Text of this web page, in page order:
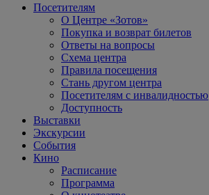
Посетителям
О Центре «Зотов»
Покупка и возврат билетов
Ответы на вопросы
Схема центра
Правила посещения
Стань другом центра
Посетителям с инвалидностью
Доступность
Выставки
Экскурсии
События
Кино
Расписание
Программа